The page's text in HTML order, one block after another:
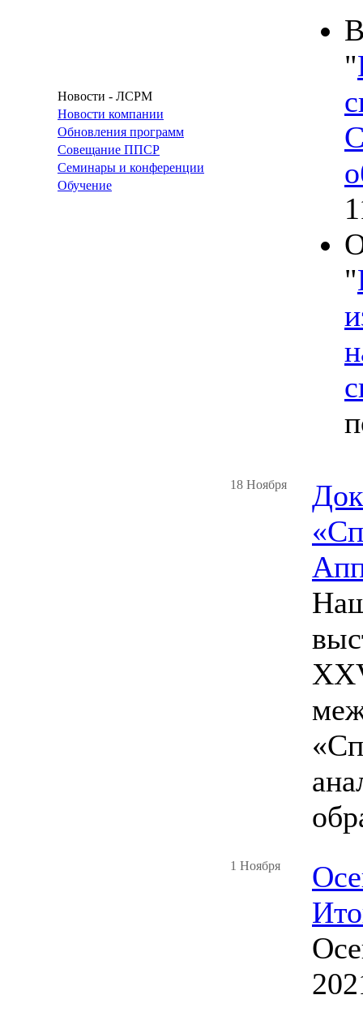
Новости - ЛСРМ
Новости компании
Обновления программ
Совещание ППСР
Семинары и конференции
Обучение
"
"
18 Ноября
1 Ноября